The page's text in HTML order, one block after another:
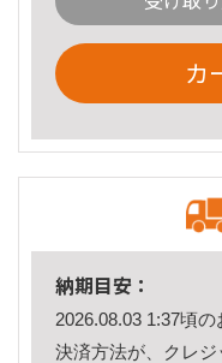
カ
納期目安：
2026.08.03 1:37頃の
決済方法が、クレ